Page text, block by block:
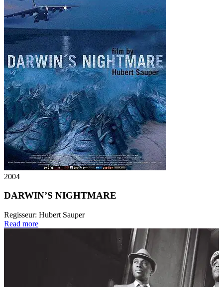
2004
DARWIN’S NIGHTMARE
Regisseur: Hubert Sauper
Read more